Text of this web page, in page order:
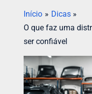
Início
Dicas
O que faz uma
ser confiável